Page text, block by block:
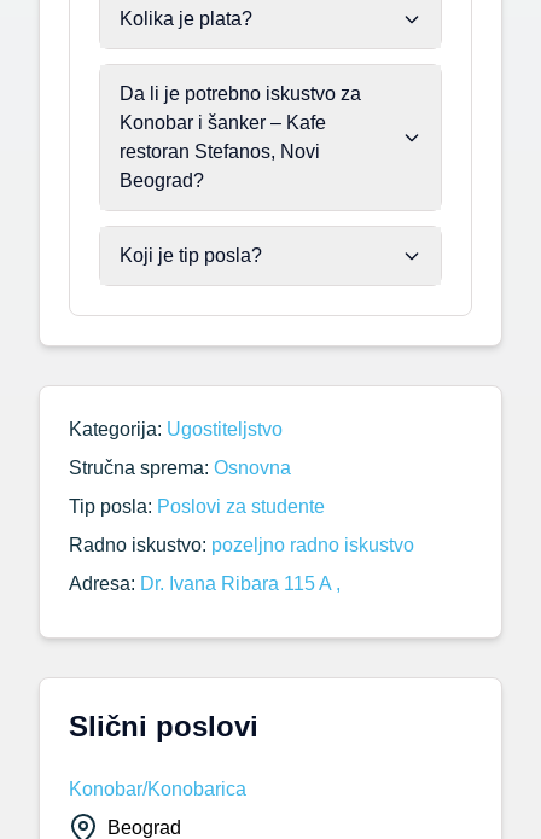
Kolika je plata?
Da li je potrebno iskustvo za
Konobar i šanker – Kafe
restoran Stefanos, Novi
Beograd?
Koji je tip posla?
Slični poslovi
Konobar/Konobarica
Beograd
Kategorija: Ugostiteljstvo
Stručna sprema: Osnovna
Tip posla: Poslovi za studente
Radno iskustvo: pozeljno radno iskustvo
Adresa: Dr. Ivana Ribara 115 A ,